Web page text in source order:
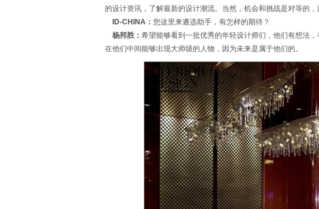
的设计资讯，了解最新的设计潮流。当然，机会和挑战是对等的
ID-CHINA： 您这里来遴选助手，有怎样的期待？
杨邦胜： 希望能够看到一批优秀的年轻设计师们，他们有想法
在他们中间能够出现大师级的人物，因为未来是属于他们的。